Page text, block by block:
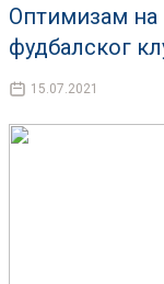
Оптимизам на
фудбалског
15.07.2021